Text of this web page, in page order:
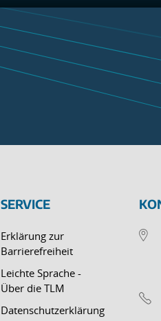
SERVICE
Erklärung zur
Barrierefreiheit
Leichte Sprache -
Über die TLM
Datenschutzerklärung